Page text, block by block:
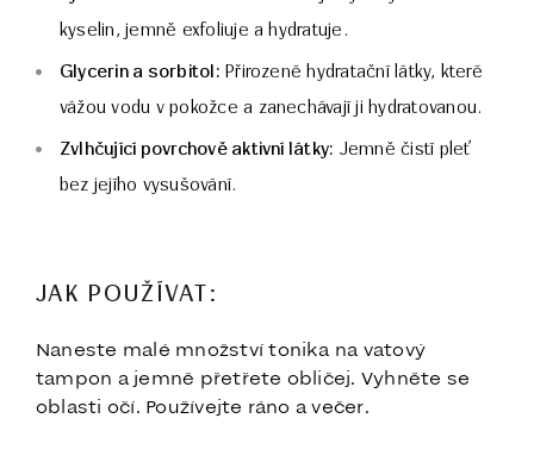
kyselin, jemně exfoliuje a hydratuje.
Glycerin a sorbitol: Přirozené hydratační látky, které
vážou vodu v pokožce a zanechávají ji hydratovanou.
Zvlhčující povrchově aktivní látky: Jemně čistí pleť
bez jejího vysušování.
JAK POUŽÍVAT:
Naneste malé množství tonika na vatový
tampon a jemně přetřete obličej. Vyhněte se
oblasti očí. Používejte ráno a večer.